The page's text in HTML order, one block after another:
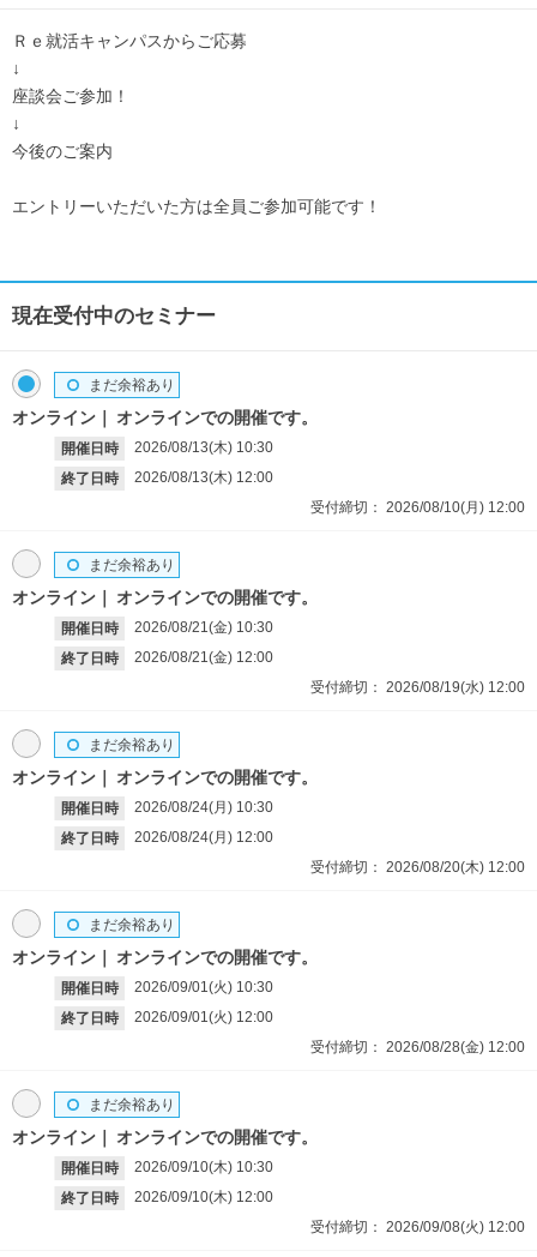
Ｒｅ就活キャンパスからご応募
↓
座談会ご参加！
↓
今後のご案内
エントリーいただいた方は全員ご参加可能です！
現在受付中のセミナー
オンライン オンラインでの開催です。
開催日時 2026/08/13(木) 10:30
終了日時
2026/08/13(木) 12:00
まだ余裕あり
受付締切： 2026/08/10(月) 12:00
オンライン オンラインでの開催です。
開催日時 2026/08/21(金) 10:30
終了日時
2026/08/21(金) 12:00
まだ余裕あり
受付締切： 2026/08/19(水) 12:00
オンライン オンラインでの開催です。
開催日時 2026/08/24(月) 10:30
終了日時
2026/08/24(月) 12:00
まだ余裕あり
受付締切： 2026/08/20(木) 12:00
オンライン オンラインでの開催です。
開催日時 2026/09/01(火) 10:30
終了日時
2026/09/01(火) 12:00
まだ余裕あり
受付締切： 2026/08/28(金) 12:00
オンライン オンラインでの開催です。
開催日時 2026/09/10(木) 10:30
終了日時
2026/09/10(木) 12:00
まだ余裕あり
受付締切： 2026/09/08(火) 12:00